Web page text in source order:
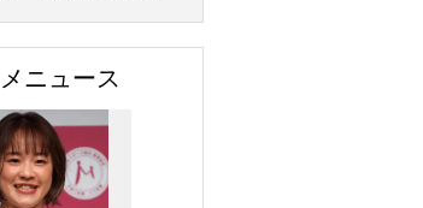
ニュース